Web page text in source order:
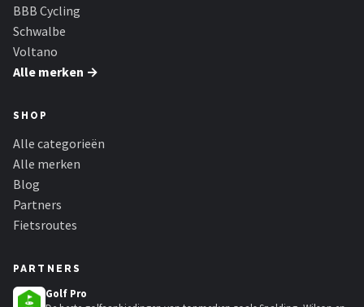
BBB Cycling
Schwalbe
Voltano
Alle merken →
SHOP
Alle categorieën
Alle merken
Blog
Partners
Fietsroutes
PARTNERS
Golf Pro